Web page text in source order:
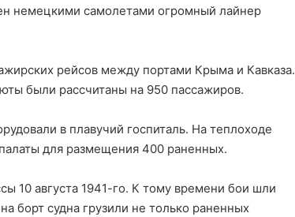
немецкими самолетами огромный лайнер
рейсов между портами Крыма и Кавказа.
были рассчитаны на 950 пассажиров.
в плавучий госпиталь. На теплоходе
для размещения 400 раненных.
10 августа 1941-го. К тому времени бои шли
борт судна грузили не только раненных